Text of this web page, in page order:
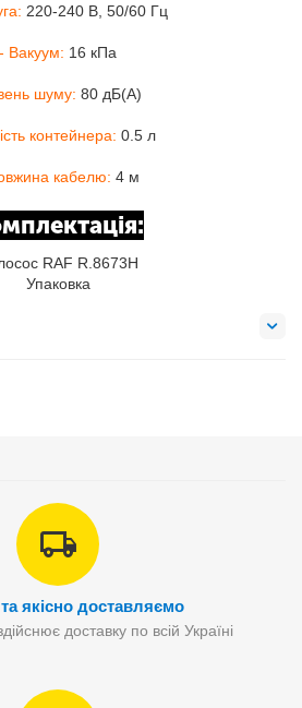
220-240 В, 50/60 Гц
- Вакуум: 16 кПа
шуму: 80 дБ(A)
контейнера: 0.5 л
кабелю: 4 м
RAF R.8673Н
Упаковка
якісно доставляємо
доставку по всій Україні